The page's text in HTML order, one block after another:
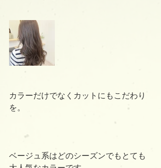
カラーだけでなくカットにもこだわり
を。
ベージュ系はどのシーズンでもとても